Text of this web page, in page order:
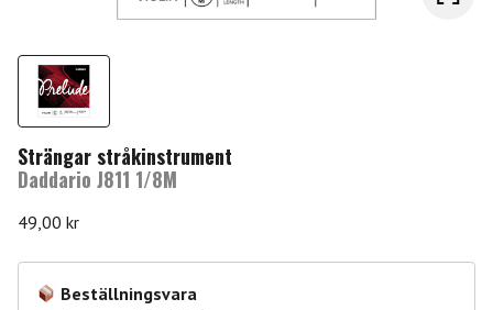
Strängar stråkinstrument
Daddario J811 1/8M
49,00 kr
Beställningsvara